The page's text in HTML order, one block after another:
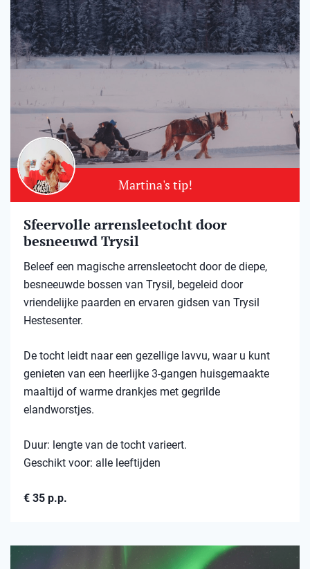
Martina's tip!
Sfeervolle arrensleetocht door
besneeuwd Trysil​
Beleef een magische arrensleetocht door de diepe,
besneeuwde bossen van Trysil, begeleid door
vriendelijke paarden en ervaren gidsen van Trysil
Hestesenter.
De tocht leidt naar een gezellige lavvu, waar u kunt
genieten van een heerlijke 3-gangen huisgemaakte
maaltijd of warme drankjes met gegrilde
elandworstjes.
Duur: lengte van de tocht varieert.
Geschikt voor: alle leeftijden
€ 35 p.p.